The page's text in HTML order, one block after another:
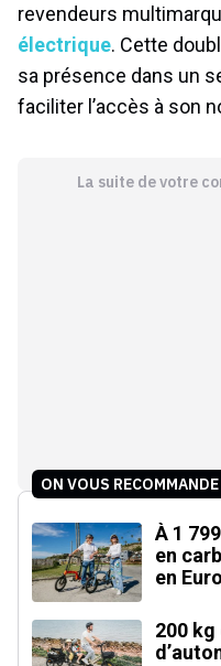
revendeurs
électrique. Cette
sa présence dans un
faciliter l’accès à son
La suite de votre
ON VOUS RECOMMANDE
À 1
en
en
200